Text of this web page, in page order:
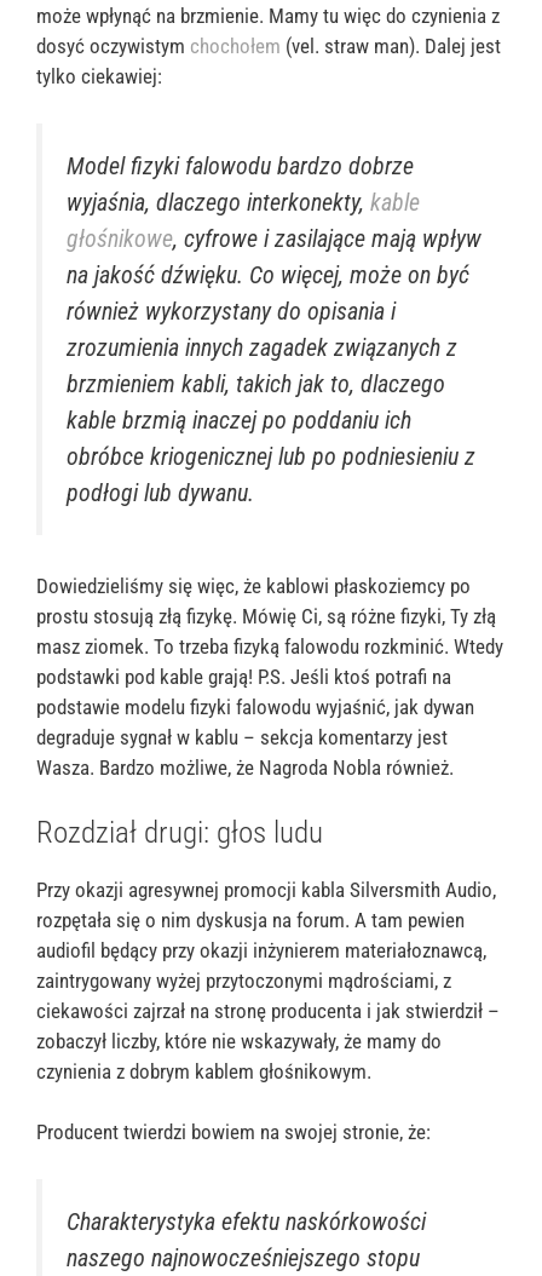
może wpłynąć na brzmienie. Mamy tu więc do czynienia z
dosyć oczywistym chochołem (vel. straw man). Dalej jest
tylko ciekawiej:
Model fizyki falowodu bardzo dobrze
wyjaśnia, dlaczego interkonekty, kable
głośnikowe, cyfrowe i zasilające mają wpływ
na jakość dźwięku. Co więcej, może on być
również wykorzystany do opisania i
zrozumienia innych zagadek związanych z
brzmieniem kabli, takich jak to, dlaczego
kable brzmią inaczej po poddaniu ich
obróbce kriogenicznej lub po podniesieniu z
podłogi lub dywanu.
Dowiedzieliśmy się więc, że kablowi płaskoziemcy po
prostu stosują złą fizykę. Mówię Ci, są różne fizyki, Ty złą
masz ziomek. To trzeba fizyką falowodu rozkminić. Wtedy
podstawki pod kable grają! P.S. Jeśli ktoś potrafi na
podstawie modelu fizyki falowodu wyjaśnić, jak dywan
degraduje sygnał w kablu – sekcja komentarzy jest
Wasza. Bardzo możliwe, że Nagroda Nobla również.
Rozdział drugi: głos ludu
Przy okazji agresywnej promocji kabla Silversmith Audio,
rozpętała się o nim dyskusja na forum. A tam pewien
audiofil będący przy okazji inżynierem materiałoznawcą,
zaintrygowany wyżej przytoczonymi mądrościami, z
ciekawości zajrzał na stronę producenta i jak stwierdził –
zobaczył liczby, które nie wskazywały, że mamy do
czynienia z dobrym kablem głośnikowym.
Producent twierdzi bowiem na swojej stronie, że:
Charakterystyka efektu naskórkowości
naszego najnowocześniejszego stopu